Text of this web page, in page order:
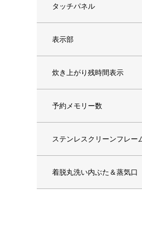
タッチパネル
表示部
炊き上がり残時間表示
予約メモリー数
ステンレスクリーンフレー
着脱丸洗い内ぶた＆蒸気口